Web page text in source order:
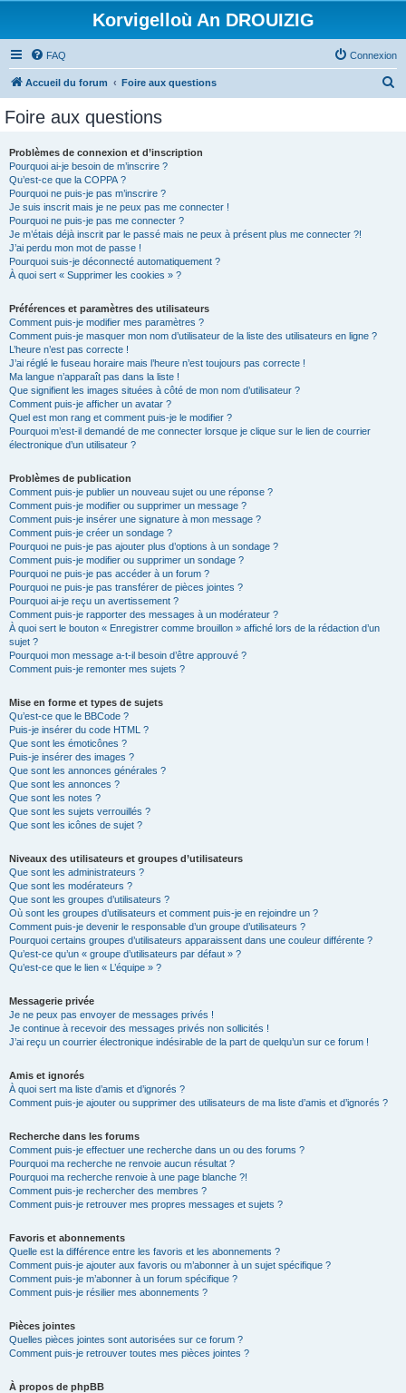
Korvigelloù An DROUIZIG
FAQ Connexion
Accueil du forum Foire aux questions
Foire aux questions
Problèmes de connexion et d’inscription
Pourquoi ai-je besoin de m’inscrire ?
Qu’est-ce que la COPPA ?
Pourquoi ne puis-je pas m’inscrire ?
Je suis inscrit mais je ne peux pas me connecter !
Pourquoi ne puis-je pas me connecter ?
Je m’étais déjà inscrit par le passé mais ne peux à présent plus me connecter ?!
J’ai perdu mon mot de passe !
Pourquoi suis-je déconnecté automatiquement ?
À quoi sert « Supprimer les cookies » ?
Préférences et paramètres des utilisateurs
Comment puis-je modifier mes paramètres ?
Comment puis-je masquer mon nom d’utilisateur de la liste des utilisateurs en ligne ?
L’heure n’est pas correcte !
J’ai réglé le fuseau horaire mais l’heure n’est toujours pas correcte !
Ma langue n’apparaît pas dans la liste !
Que signifient les images situées à côté de mon nom d’utilisateur ?
Comment puis-je afficher un avatar ?
Quel est mon rang et comment puis-je le modifier ?
Pourquoi m’est-il demandé de me connecter lorsque je clique sur le lien de courrier
électronique d’un utilisateur ?
Problèmes de publication
Comment puis-je publier un nouveau sujet ou une réponse ?
Comment puis-je modifier ou supprimer un message ?
Comment puis-je insérer une signature à mon message ?
Comment puis-je créer un sondage ?
Pourquoi ne puis-je pas ajouter plus d’options à un sondage ?
Comment puis-je modifier ou supprimer un sondage ?
Pourquoi ne puis-je pas accéder à un forum ?
Pourquoi ne puis-je pas transférer de pièces jointes ?
Pourquoi ai-je reçu un avertissement ?
Comment puis-je rapporter des messages à un modérateur ?
À quoi sert le bouton « Enregistrer comme brouillon » affiché lors de la rédaction d’un
sujet ?
Pourquoi mon message a-t-il besoin d’être approuvé ?
Comment puis-je remonter mes sujets ?
Mise en forme et types de sujets
Qu’est-ce que le BBCode ?
Puis-je insérer du code HTML ?
Que sont les émoticônes ?
Puis-je insérer des images ?
Que sont les annonces générales ?
Que sont les annonces ?
Que sont les notes ?
Que sont les sujets verrouillés ?
Que sont les icônes de sujet ?
Niveaux des utilisateurs et groupes d’utilisateurs
Que sont les administrateurs ?
Que sont les modérateurs ?
Que sont les groupes d’utilisateurs ?
Où sont les groupes d’utilisateurs et comment puis-je en rejoindre un ?
Comment puis-je devenir le responsable d’un groupe d’utilisateurs ?
Pourquoi certains groupes d’utilisateurs apparaissent dans une couleur différente ?
Qu’est-ce qu’un « groupe d’utilisateurs par défaut » ?
Qu’est-ce que le lien « L’équipe » ?
Messagerie privée
Je ne peux pas envoyer de messages privés !
Je continue à recevoir des messages privés non sollicités !
J’ai reçu un courrier électronique indésirable de la part de quelqu’un sur ce forum !
Amis et ignorés
À quoi sert ma liste d’amis et d’ignorés ?
Comment puis-je ajouter ou supprimer des utilisateurs de ma liste d’amis et d’ignorés ?
Recherche dans les forums
Comment puis-je effectuer une recherche dans un ou des forums ?
Pourquoi ma recherche ne renvoie aucun résultat ?
Pourquoi ma recherche renvoie à une page blanche ?!
Comment puis-je rechercher des membres ?
Comment puis-je retrouver mes propres messages et sujets ?
Favoris et abonnements
Quelle est la différence entre les favoris et les abonnements ?
Comment puis-je ajouter aux favoris ou m’abonner à un sujet spécifique ?
Comment puis-je m’abonner à un forum spécifique ?
Comment puis-je résilier mes abonnements ?
Pièces jointes
Quelles pièces jointes sont autorisées sur ce forum ?
Comment puis-je retrouver toutes mes pièces jointes ?
À propos de phpBB